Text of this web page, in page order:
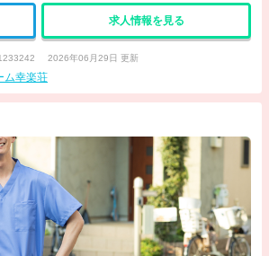
求人情報を見る
2026年06月29日 更新
ム幸楽荘